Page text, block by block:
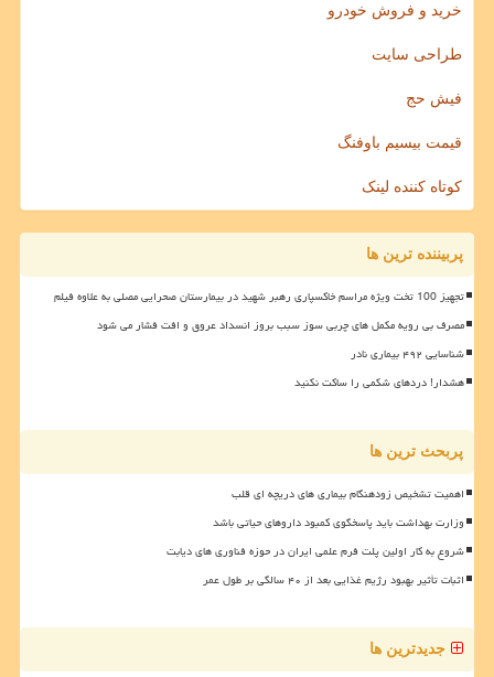
خرید و فروش خودرو
طراحی سایت
فیش حج
قیمت بیسیم باوفنگ
کوتاه کننده لینک
پربیننده ترین ها
تجهیز 100 تخت ویژه مراسم خاکسپاری رهبر شهید در بیمارستان صحرایی مصلی به علاوه فیلم
مصرف بی رویه مکمل های چربی سوز سبب بروز انسداد عروق و افت فشار می شود
شناسایی ۴۹۲ بیماری نادر
هشدار! دردهای شکمی را ساکت نکنید
پربحث ترین ها
اهمیت تشخیص زودهنگام بیماری های دریچه ای قلب
وزارت بهداشت باید پاسخگوی کمبود داروهای حیاتی باشد
شروع به کار اولین پلت فرم علمی ایران در حوزه فناوری های دیابت
اثبات تأثیر بهبود رژیم غذایی بعد از ۴۰ سالگی بر طول عمر
جدیدترین ها